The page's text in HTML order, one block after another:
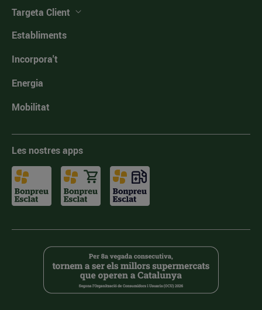
Targeta Client
Establiments
Incorpora't
Energia
Mobilitat
Les nostres apps